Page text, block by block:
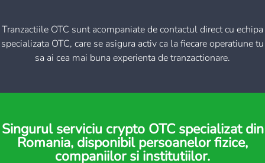
Tranzactiile OTC sunt acompaniate de contactul direct cu echipa
specializata OTC, care se asigura activ ca la fiecare operatiune tu
sa ai cea mai buna experienta de tranzactionare.
Singurul serviciu crypto OTC specializat din
Romania, disponibil persoanelor fizice,
companiilor si institutiilor.